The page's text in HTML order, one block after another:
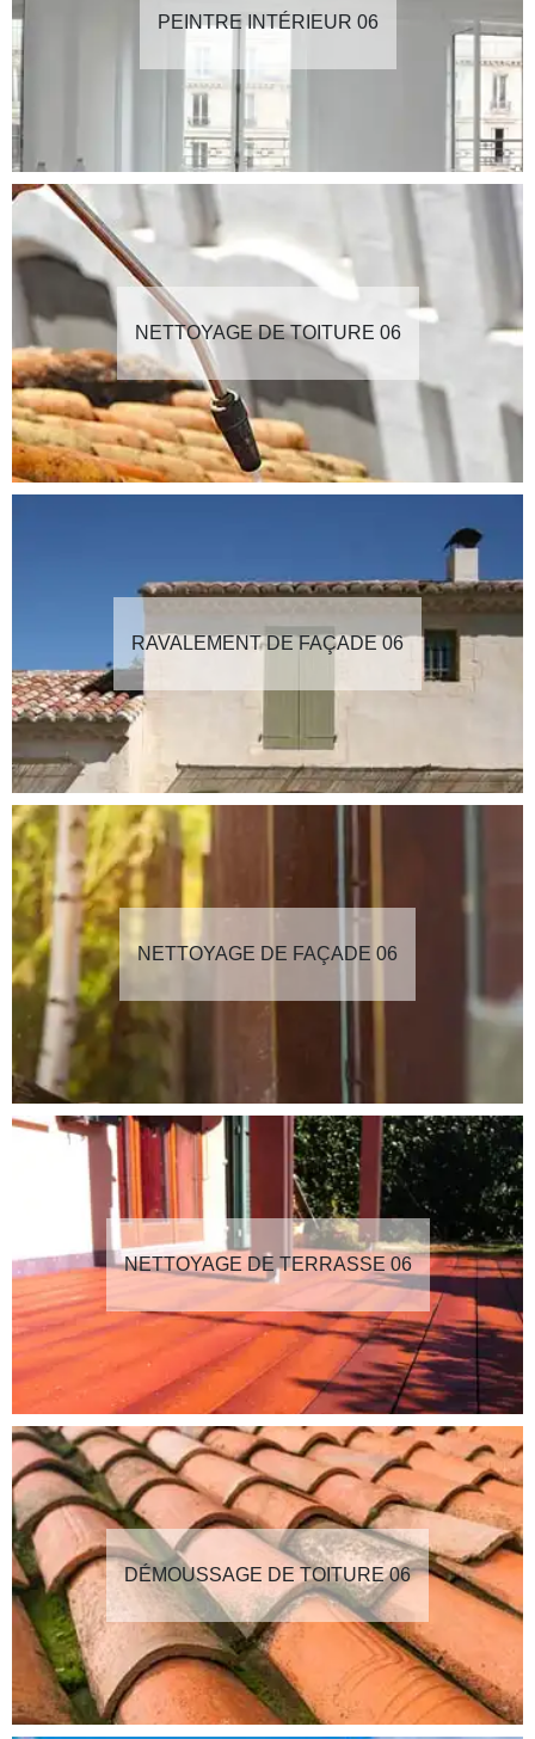
PEINTRE INTÉRIEUR 06
NETTOYAGE DE TOITURE 06
RAVALEMENT DE FAÇADE 06
NETTOYAGE DE FAÇADE 06
NETTOYAGE DE TERRASSE 06
DÉMOUSSAGE DE TOITURE 06